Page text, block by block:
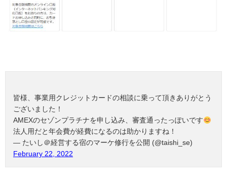
皆様、事業用クレジットカードの相談に乗って頂きありがとう
ございました！
AMEXのセゾンプラチナを申し込み、審査通ったっぽいです
法人用だと年会費が経費になるのは助かりますね！
— たいし＠経営する宿のマーケ修行を公開 (@taishi_se)
February 22, 2022